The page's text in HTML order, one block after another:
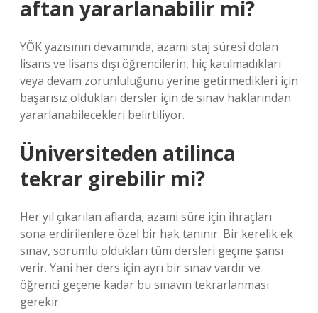
aftan yararlanabilir mi?
YÖK yazısının devamında, azami staj süresi dolan
lisans ve lisans dışı öğrencilerin, hiç katılmadıkları
veya devam zorunluluğunu yerine getirmedikleri için
başarısız oldukları dersler için de sınav haklarından
yararlanabilecekleri belirtiliyor.
Üniversiteden atilinca
tekrar girebilir mi?
Her yıl çıkarılan aflarda, azami süre için ihraçları
sona erdirilenlere özel bir hak tanınır. Bir kerelik ek
sınav, sorumlu oldukları tüm dersleri geçme şansı
verir. Yani her ders için ayrı bir sınav vardır ve
öğrenci geçene kadar bu sınavın tekrarlanması
gerekir.